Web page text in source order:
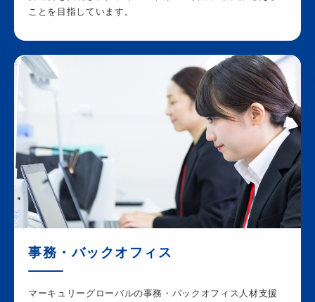
ことを目指しています。
事務・バックオフィス
マーキュリーグローバルの事務・バックオフィス人材支援